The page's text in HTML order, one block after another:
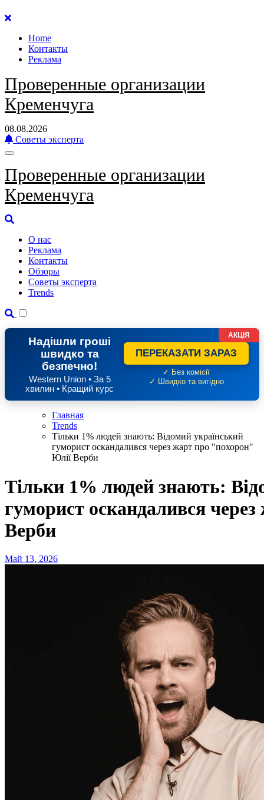
Перейти
содержанию
Home
Контакты
Реклама
Проверенные организации
Кременчуга
08.08.2026
Советы эксперта
Проверенные организации
Кременчуга
О нас
Реклама
Контакты
Обзоры
Советы эксперта
Trends
Надішли гроші
швидко та
безпечно!
Western Union • За 5
хвилин • Кращий курс
ПЕРЕКАЗАТИ ЗАРАЗ
✓ Без комісії
✓ Швидко та вигідно
АКЦІЯ
Главная
Trends
Тільки 1% людей знають: Відомий український
гуморист оскандалився через жарт про "похорон"
Юлії Верби
Тільки 1% людей знають:
гуморист оскандалився
Верби
Май 13, 2026